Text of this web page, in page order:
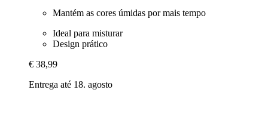
Mantém as cores úmidas por mais tempo
Ideal para misturar
Design prático
€ 38,99
Entrega até 18. agosto